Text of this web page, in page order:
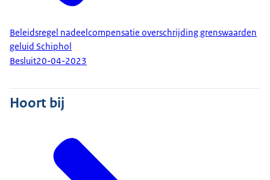
Beleidsregel nadeelcompensatie overschrijding grenswaarden
geluid Schiphol
Besluit20-04-2023
Hoort bij